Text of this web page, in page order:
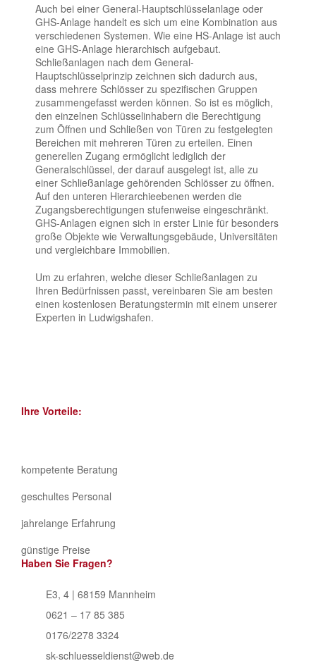
Auch bei einer General-Hauptschlüsselanlage oder
GHS-Anlage handelt es sich um eine Kombination aus
verschiedenen Systemen. Wie eine HS-Anlage ist auch
eine GHS-Anlage hierarchisch aufgebaut.
Schließanlagen nach dem General-
Hauptschlüsselprinzip zeichnen sich dadurch aus,
dass mehrere Schlösser zu spezifischen Gruppen
zusammengefasst werden können. So ist es möglich,
den einzelnen Schlüsselinhabern die Berechtigung
zum Öffnen und Schließen von Türen zu festgelegten
Bereichen mit mehreren Türen zu erteilen. Einen
generellen Zugang ermöglicht lediglich der
Generalschlüssel, der darauf ausgelegt ist, alle zu
einer Schließanlage gehörenden Schlösser zu öffnen.
Auf den unteren Hierarchieebenen werden die
Zugangsberechtigungen stufenweise eingeschränkt.
GHS-Anlagen eignen sich in erster Linie für besonders
große Objekte wie Verwaltungsgebäude, Universitäten
und vergleichbare Immobilien.
Um zu erfahren, welche dieser Schließanlagen zu
Ihren Bedürfnissen passt, vereinbaren Sie am besten
einen kostenlosen Beratungstermin mit einem unserer
Experten in Ludwigshafen.
Ihre Vorteile:
kompetente Beratung
geschultes Personal
jahrelange Erfahrung
günstige Preise
Haben Sie Fragen?
E3, 4 | 68159 Mannheim
0621 – 17 85 385
0176/2278 3324
sk-schluesseldienst@web.de